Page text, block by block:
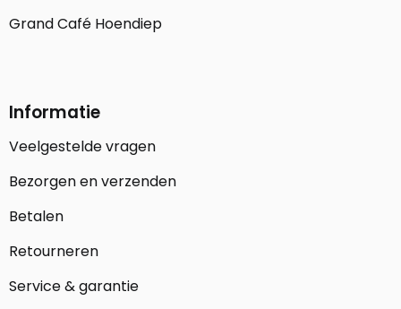
Grand Café Hoendiep
Informatie
Veelgestelde vragen
Bezorgen en verzenden
Betalen
Retourneren
Service & garantie